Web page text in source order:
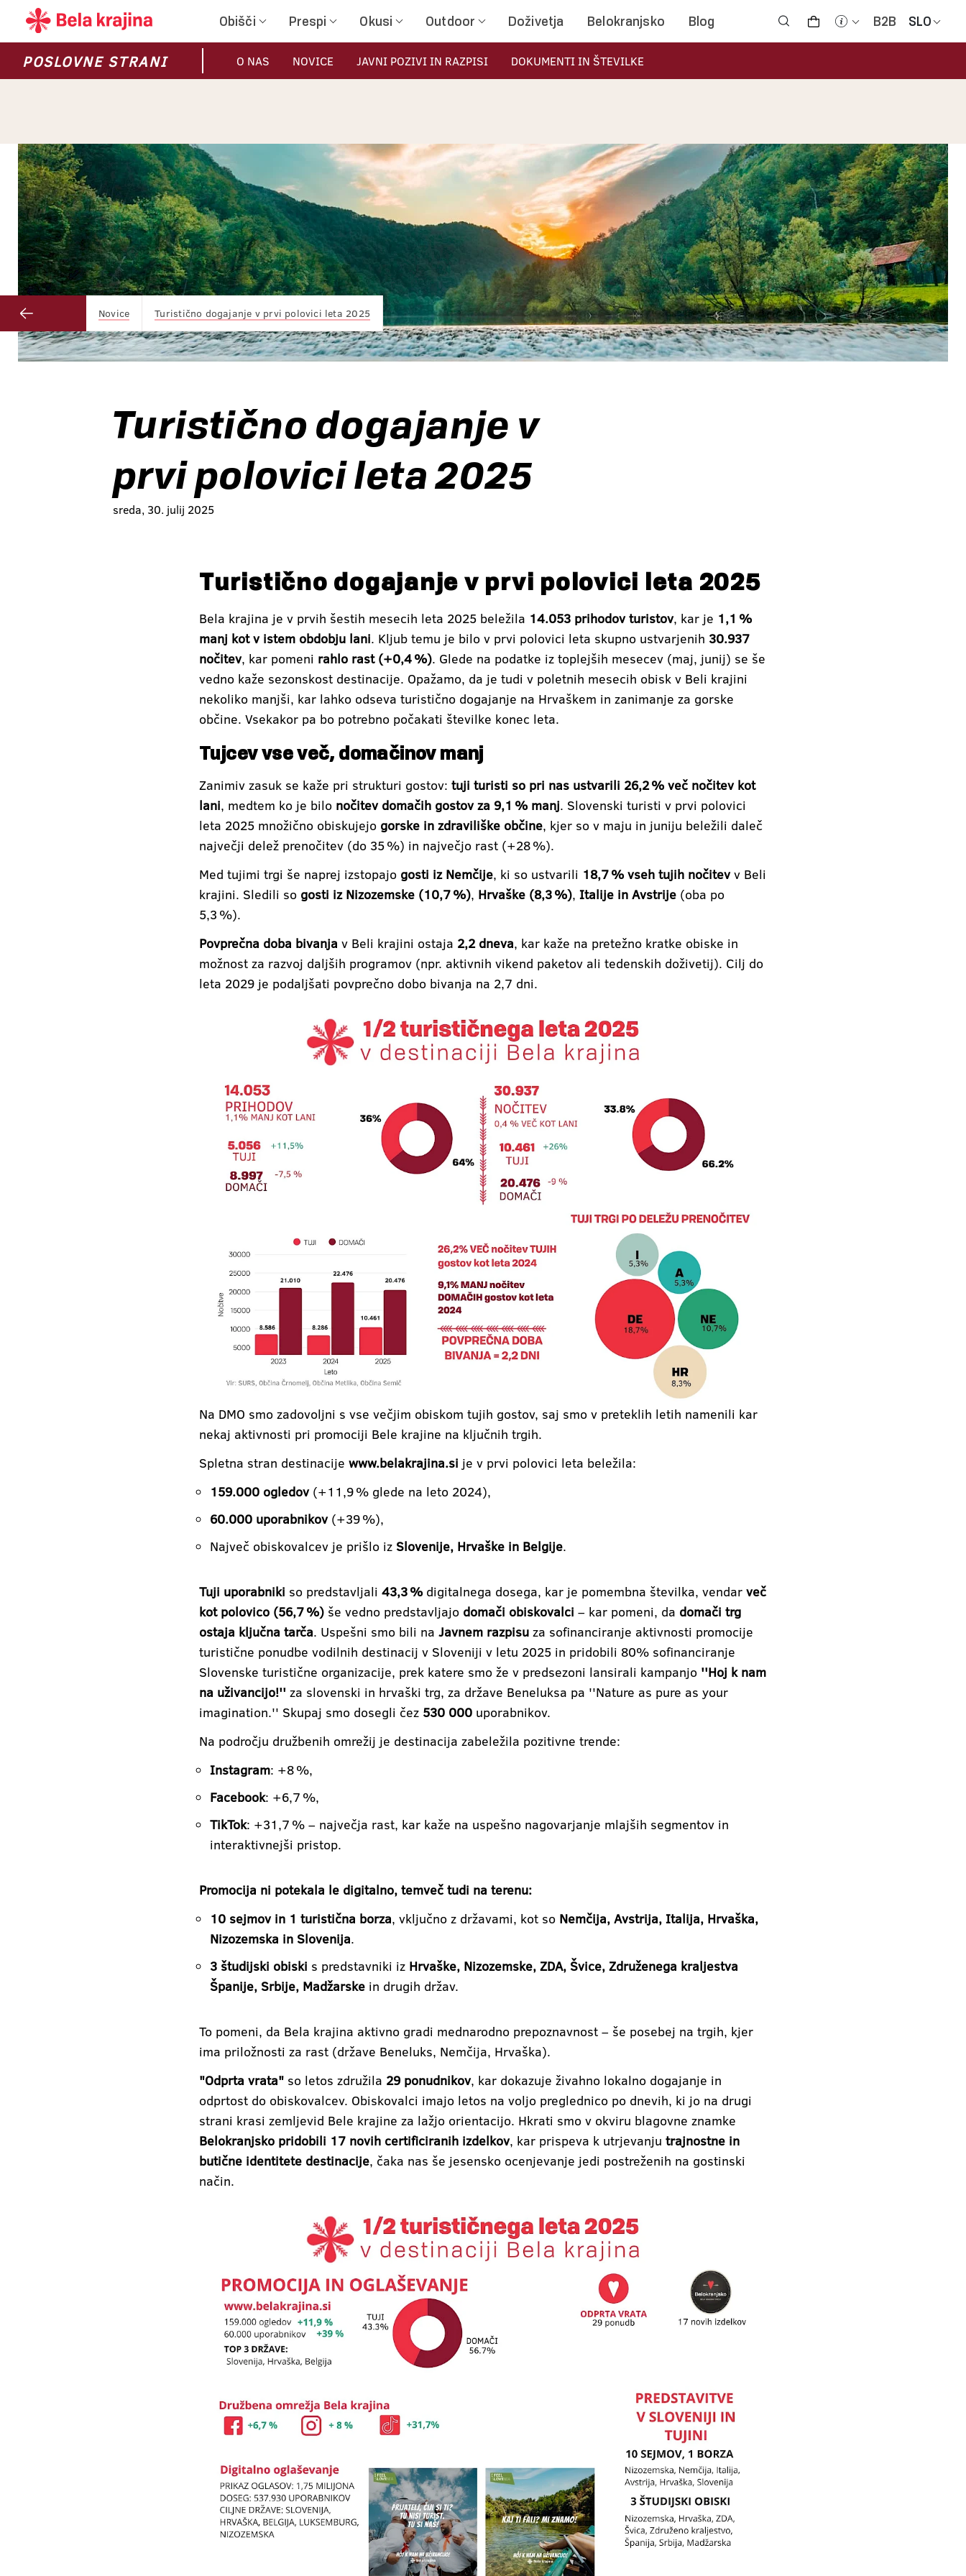
B2B SLO
Obišči Prespi Okusi Outdoor Doživetja Belokranjsko Blog
POSLOVNE STRANI O NAS NOVICE JAVNI POZIVI IN RAZPISI DOKUMENTI IN ŠTEVILKE
Novice Turistično dogajanje v prvi polovici leta 2025
Turistično dogajanje v
prvi polovici leta 2025
sreda, 30. julij 2025
Turistično dogajanje v prvi polovici leta 2025
Bela krajina je v prvih šestih mesecih leta 2025 beležila 14.053 prihodov turistov, kar je 1,1 %
manj kot v istem obdobju lani. Kljub temu je bilo v prvi polovici leta skupno ustvarjenih 30.937
nočitev, kar pomeni rahlo rast (+0,4 %). Glede na podatke iz toplejših mesecev (maj, junij) se še
vedno kaže sezonskost destinacije. Opažamo, da je tudi v poletnih mesecih obisk v Beli krajini
nekoliko manjši, kar lahko odseva turistično dogajanje na Hrvaškem in zanimanje za gorske
občine. Vsekakor pa bo potrebno počakati številke konec leta.
Tujcev vse več, domačinov manj
Zanimiv zasuk se kaže pri strukturi gostov: tuji turisti so pri nas ustvarili 26,2 % več nočitev kot
lani, medtem ko je bilo nočitev domačih gostov za 9,1 % manj. Slovenski turisti v prvi polovici
leta 2025 množično obiskujejo gorske in zdraviliške občine, kjer so v maju in juniju beležili daleč
največji delež prenočitev (do 35 %) in največjo rast (+28 %).
Med tujimi trgi še naprej izstopajo gosti iz Nemčije, ki so ustvarili 18,7 % vseh tujih nočitevv Beli
krajini. Sledili so gosti iz Nizozemske (10,7 %), Hrvaške (8,3 %), Italije in Avstrije (oba po
5,3 %).
Povprečna doba bivanja v Beli krajini ostaja 2,2 dneva, kar kaže na pretežno kratke obiske in
možnost za razvoj daljših programov (npr. aktivnih vikend paketov ali tedenskih doživetij). Cilj do
leta 2029 je podaljšati povprečno dobo bivanja na 2,7 dni.
Na DMO smo zadovoljni s vse večjim obiskom tujih gostov, saj smo v preteklih letih namenili kar
nekaj aktivnosti pri promociji Bele krajine na ključnih trgih.
Spletna stran destinacije www.belakrajina.si je v prvi polovici leta beležila:
159.000 ogledov(+11,9 % glede na leto 2024),
60.000 uporabnikov(+39 %),
Največ obiskovalcev je prišlo iz Slovenije, Hrvaške in Belgije.
Tuji uporabniki so predstavljali 43,3 % digitalnega dosega, kar je pomembna številka, vendar več
kot polovico (56,7 %) še vedno predstavljajo domači obiskovalci – kar pomeni, da domači trg
ostaja ključna tarča. Uspešni smo bili na Javnem razpisu za sofinanciranje aktivnosti promocije
turistične ponudbe vodilnih destinacij v Sloveniji v letu 2025 in pridobili 80% sofinanciranje
Slovenske turistične organizacije, prek katere smo že v predsezoni lansirali kampanjo ''Hoj k nam
na uživancijo!'' za slovenski in hrvaški trg, za države Beneluksa pa ''Nature as pure as your
imagination.'' Skupaj smo dosegli čez 530 000 uporabnikov.
Na področju družbenih omrežij je destinacija zabeležila pozitivne trende:
Instagram: +8 %,
Facebook: +6,7 %,
TikTok: +31,7 % – največja rast, kar kaže na uspešno nagovarjanje mlajših segmentov in
interaktivnejši pristop.
Promocija ni potekala le digitalno, temveč tudi na terenu:
10 sejmov in 1 turistična borza, vključno z državami, kot so Nemčija, Avstrija, Italija, Hrvaška,
Nizozemska in Slovenija.
3 študijski obiski s predstavniki iz Hrvaške, Nizozemske, ZDA, Švice, Združenega kraljestva
Španije, Srbije, Madžarske in drugih držav.
To pomeni, da Bela krajina aktivno gradi mednarodno prepoznavnost – še posebej na trgih, kjer
ima priložnosti za rast (države Beneluks, Nemčija, Hrvaška).
"Odprta vrata" so letos združila 29 ponudnikov, kar dokazuje živahno lokalno dogajanje in
odprtost do obiskovalcev. Obiskovalci imajo letos na voljo preglednico po dnevih, ki jo na drugi
strani krasi zemljevid Bele krajine za lažjo orientacijo. Hkrati smo v okviru blagovne znamke
Belokranjsko pridobili 17 novih certificiranih izdelkov, kar prispeva k utrjevanju trajnostne in
butične identitete destinacije, čaka nas še jesensko ocenjevanje jedi postreženih na gostinski
način.